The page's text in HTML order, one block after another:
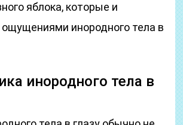
яблока, которые и
инородного тела в
инородного тела в